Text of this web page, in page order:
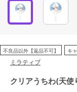
不良品以外【返品不可】 キ
ミラティブ
クリアうちわ(天使